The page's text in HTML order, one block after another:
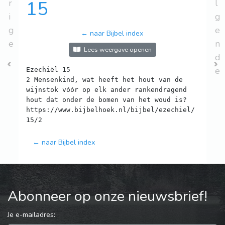
r
i
g
e
15
← naar Bijbel index
Lees weergave openen
Ezechiël 15
2 Mensenkind, wat heeft het hout van de
wijnstok vóór op elk ander rankendragend
hout dat onder de bomen van het woud is?
https://www.bijbelhoek.nl/bijbel/ezechiel/
← naar Bijbel index
l
g
e
n
d
e
Abonneer op onze nieuwsbrief!
Je e-mailadres: